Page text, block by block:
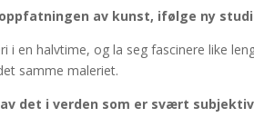
av kunst, ifølge ny
i en halvtime, og la seg fascinere like
samme maleriet.
det i verden som er svært